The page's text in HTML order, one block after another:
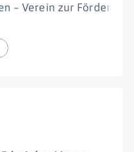
– Verein zur Förderung